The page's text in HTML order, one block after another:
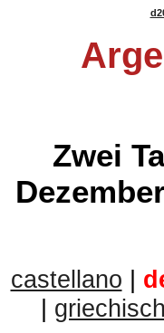
Zwei
castellano |
| griechisch